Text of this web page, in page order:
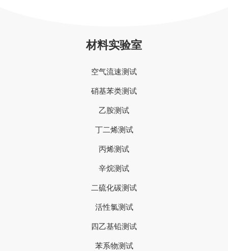
材料实验室
空气流速测试
硝基苯类测试
乙胺测试
丁二烯测试
丙烯测试
辛烷测试
二硫化碳测试
活性氯测试
四乙基铅测试
苯系物测试